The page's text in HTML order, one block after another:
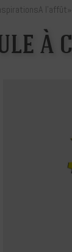
A l'affût»
à